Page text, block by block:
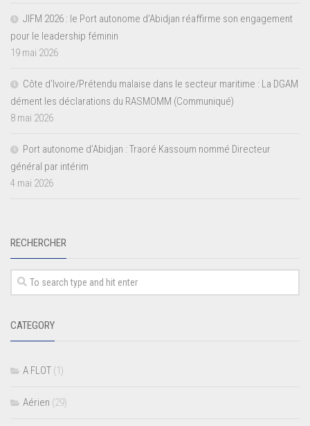
JIFM 2026 : le Port autonome d’Abidjan réaffirme son engagement
pour le leadership féminin
19 mai 2026
Côte d’Ivoire/Prétendu malaise dans le secteur maritime : La DGAM
dément les déclarations du RASMOMM (Communiqué)
8 mai 2026
Port autonome d’Abidjan : Traoré Kassoum nommé Directeur
général par intérim
4 mai 2026
RECHERCHER
CATEGORY
A FLOT (1)
Aérien (29)